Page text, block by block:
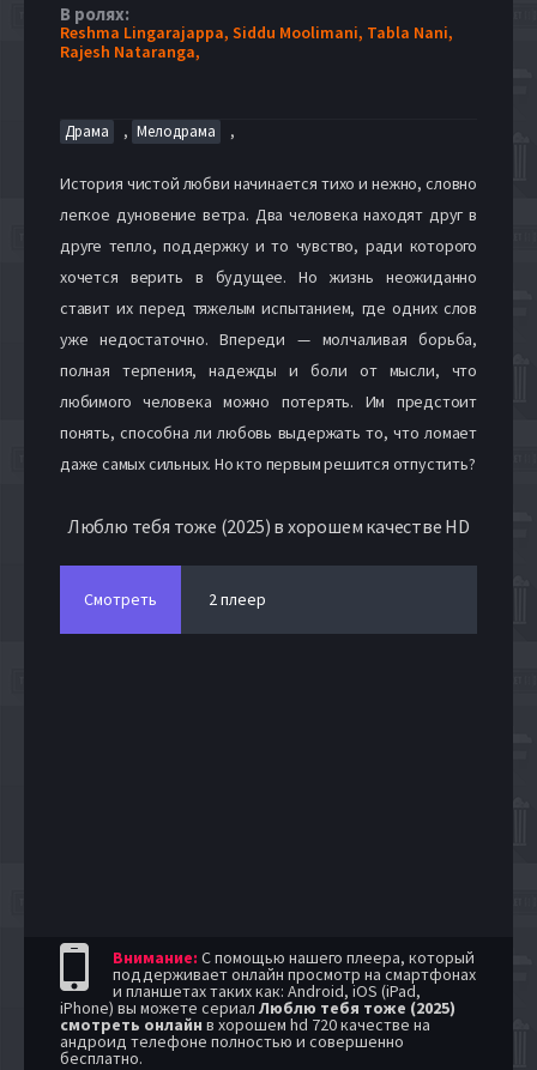
В ролях:
Reshma Lingarajappa, Siddu Moolimani, Tabla Nani,
Rajesh Nataranga,
Драма , Мелодрама ,
История чистой любви начинается тихо и нежно, словно
легкое дуновение ветра. Два человека находят друг в
друге тепло, поддержку и то чувство, ради которого
хочется верить в будущее. Но жизнь неожиданно
ставит их перед тяжелым испытанием, где одних слов
уже недостаточно. Впереди — молчаливая борьба,
полная терпения, надежды и боли от мысли, что
любимого человека можно потерять. Им предстоит
понять, способна ли любовь выдержать то, что ломает
даже самых сильных. Но кто первым решится отпустить?
Люблю тебя тоже (2025) в хорошем качестве HD
Смотреть 2 плеер
Внимание: С помощью нашего плеера, который
поддерживает онлайн просмотр на смартфонах
и планшетах таких как: Android, iOS (iPad,
iPhone) вы можете сериал Люблю тебя тоже (2025)
смотреть онлайн в хорошем hd 720 качестве на
андроид телефоне полностью и совершенно
бесплатно.